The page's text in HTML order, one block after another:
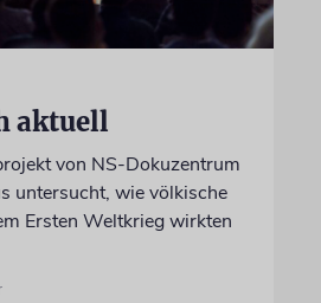
aktuell
von NS-Dokuzentrum
untersucht, wie völkische
Ersten Weltkrieg wirkten